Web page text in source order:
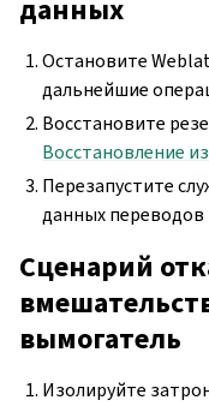
данных
Остановите
дальнейшие
Восстановите
Восстановление
Перезапустите
данных переводов
Сценарий
вымогатель
Изолируйте